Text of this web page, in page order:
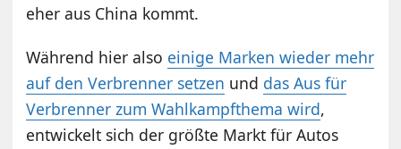
eher aus China kommt.
Während hier also einige Marken wieder mehr
auf den Verbrenner setzen und das Aus für
Verbrenner zum Wahlkampfthema wird,
entwickelt sich der größte Markt für Autos